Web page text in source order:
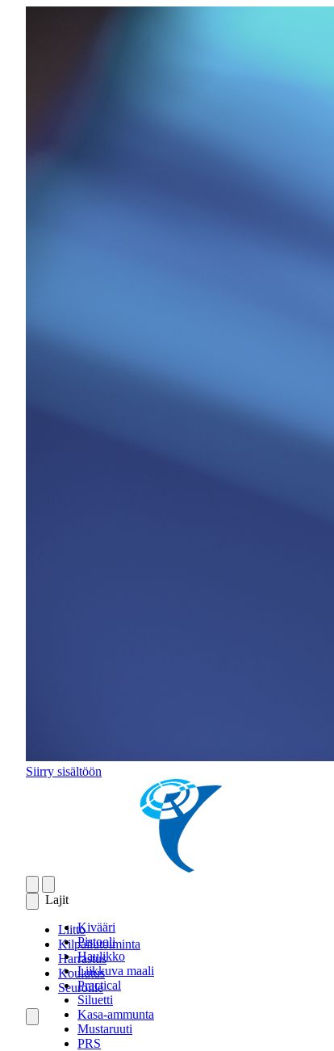
Siirry sisältöön
Lajit
Kivääri
Pistooli
Haulikko
Liikkuva maali
Practical
Siluetti
Kasa-ammunta
Mustaruuti
PRS
Liitto
Kilpailutoiminta
Harrastus
Koulutus
Seuroille